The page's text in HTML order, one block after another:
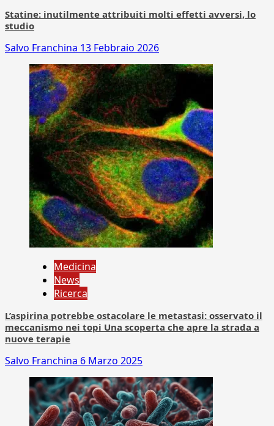
Statine: inutilmente attribuiti molti effetti avversi, lo
studio
Salvo Franchina 13 Febbraio 2026
Medicina
News
Ricerca
L’aspirina potrebbe ostacolare le metastasi: osservato il
meccanismo nei topi Una scoperta che apre la strada a
nuove terapie
Salvo Franchina 6 Marzo 2025